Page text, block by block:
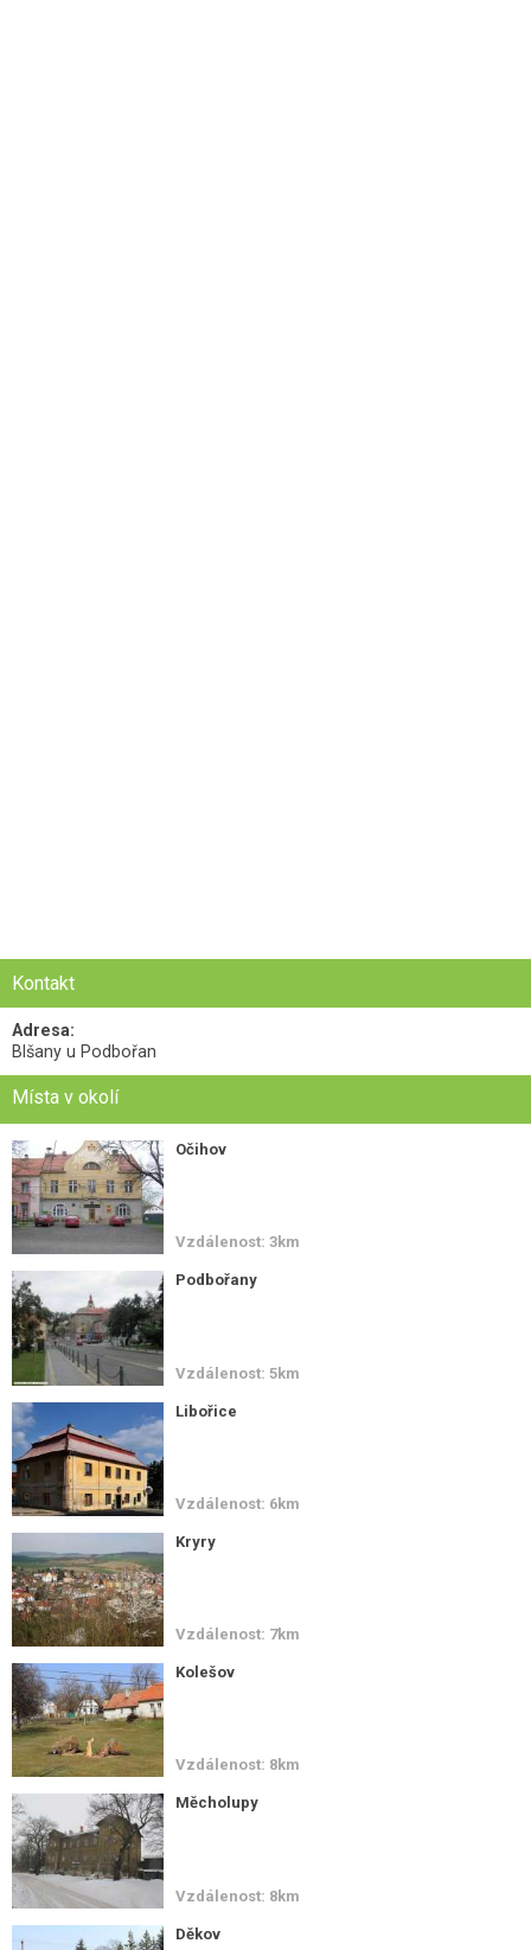
Kontakt
Adresa:
Blšany u Podbořan
Místa v okolí
Očihov
Vzdálenost: 3km
Podbořany
Vzdálenost: 5km
Libořice
Vzdálenost: 6km
Kryry
Vzdálenost: 7km
Kolešov
Vzdálenost: 8km
Měcholupy
Vzdálenost: 8km
Děkov